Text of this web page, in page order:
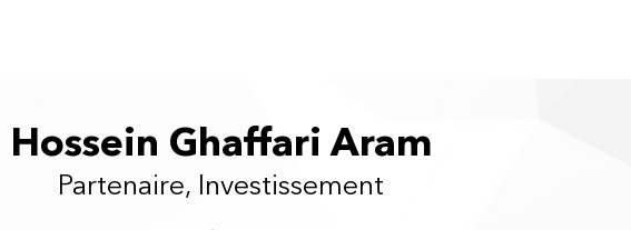
Hossein Ghaffari Aram
Partenaire, Investissement